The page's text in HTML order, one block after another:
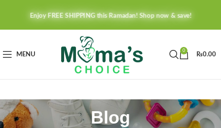
Enjoy FREE SHIPPING this Ramadan! Shop now & save!
MENU
0
₨0.00
Blog